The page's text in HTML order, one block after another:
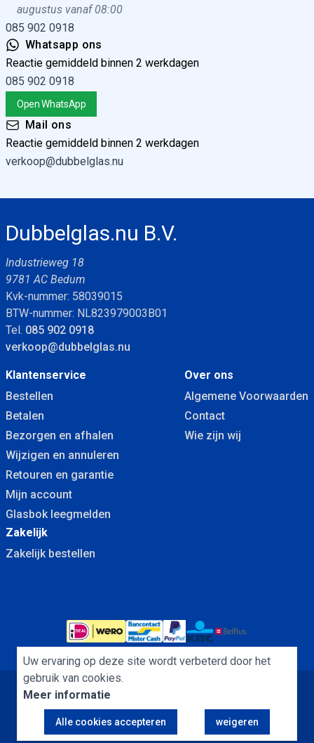
augustus vanaf 08:00
085 902 0918
Whatsapp ons
Reactie gemiddeld binnen 2 werkdagen
085 902 0918
Open WhatsApp
Mail ons
Reactie gemiddeld binnen 2 werkdagen
verkoop@dubbelglas.nu
Dubbelglas.nu B.V.
Industrieweg 18
9781 AC Bedum
Kvk-nummer: 58039015
BTW-nummer: NL823979003B01
Tel. 085 902 0918
verkoop@dubbelglas.nu
Klantenservice
Bestellen
Betalen
Bezorgen en afhalen
Wijzigen en annuleren
Retouren en garantie
Mijn account
Glasbok leegmelden
Over ons
Algemene Voorwaarden
Contact
Wie zijn wij
Zakelijk
Zakelijk bestellen
Algemene Voorwaarden
Copyright Dubbelglas.nu B.V. © 2013 - 2026
Uw ervaring op deze site wordt verbeterd door het
gebruik van cookies.
Meer informatie
Alle cookies accepteren weigeren